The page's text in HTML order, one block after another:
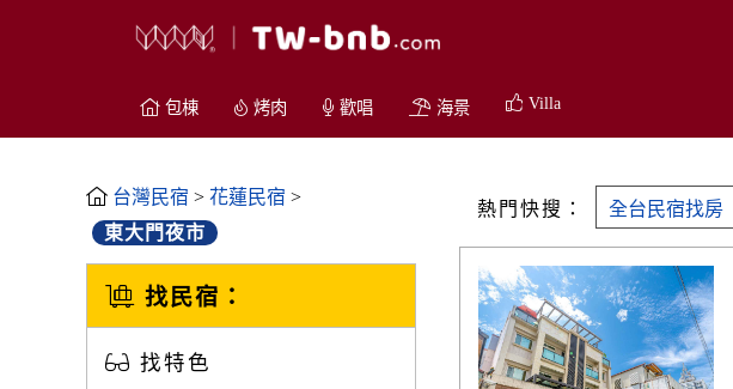
包棟 烤肉 歡唱 海景 Villa
台灣民宿 > 花蓮民宿 >
東大門夜市
找民宿：
找特色
熱門快搜： 全台民宿找房